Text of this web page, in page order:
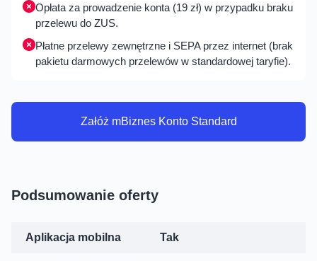
Opłata za prowadzenie konta (19 zł) w przypadku braku
przelewu do ZUS.
Płatne przelewy zewnętrzne i SEPA przez internet (brak
pakietu darmowych przelewów w standardowej taryfie).
Załóż mBiznes Konto Standard
Podsumowanie oferty
Aplikacja mobilna Tak